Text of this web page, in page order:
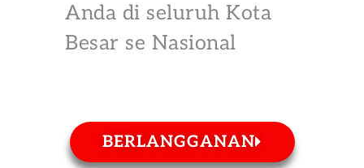
Anda di seluruh Kota
Besar se Nasional
BERLANGGANAN